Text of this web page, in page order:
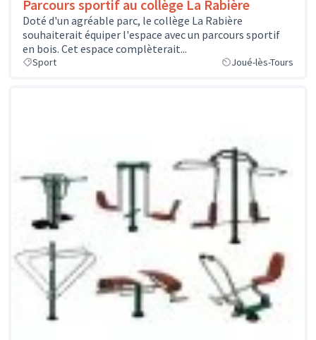
Parcours sportif au collège La Rabière
Doté d'un agréable parc, le collège La Rabière
souhaiterait équiper l'espace avec un parcours sportif
en bois. Cet espace complèterait...
Sport Joué-lès-Tours